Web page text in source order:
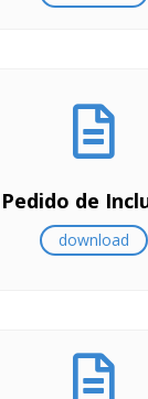
Pedido de
download